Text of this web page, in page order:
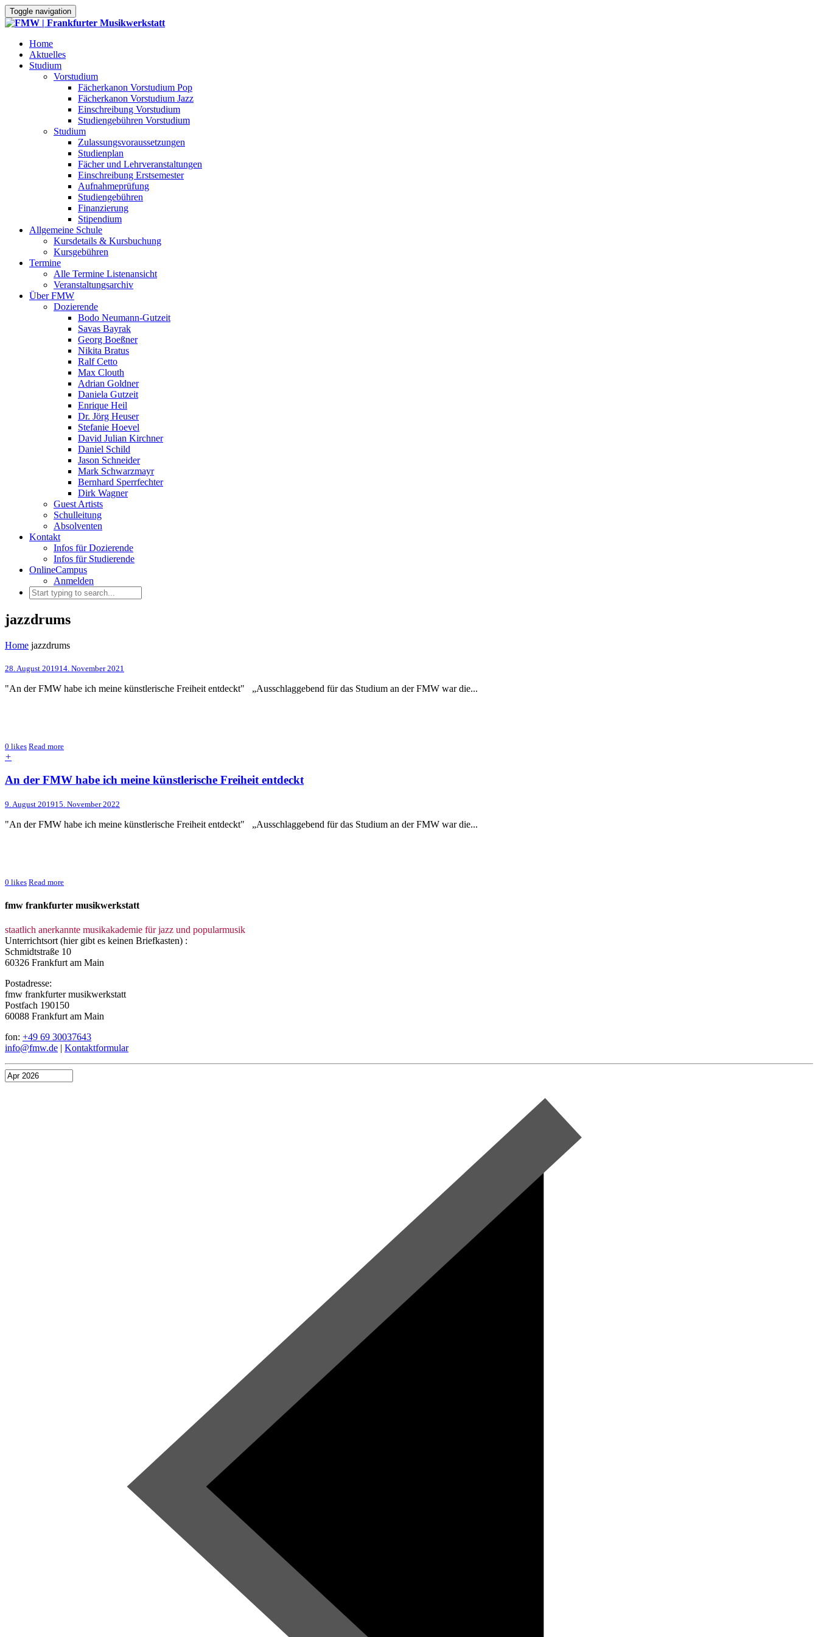
Toggle navigation
Home
Aktuelles
Studium
Vorstudium
Fächerkanon Vorstudium Pop
Fächerkanon Vorstudium Jazz
Einschreibung Vorstudium
Studiengebühren Vorstudium
Studium
Zulassungsvoraussetzungen
Studienplan
Fächer und Lehrveranstaltungen
Einschreibung Erstsemester
Aufnahmeprüfung
Studiengebühren
Finanzierung
Stipendium
Allgemeine Schule
Kursdetails & Kursbuchung
Kursgebühren
Termine
Alle Termine Listenansicht
Veranstaltungsarchiv
Über FMW
Dozierende
Bodo Neumann-Gutzeit
Savas Bayrak
Georg Boeßner
Nikita Bratus
Ralf Cetto
Max Clouth
Adrian Goldner
Daniela Gutzeit
Enrique Heil
Dr. Jörg Heuser
Stefanie Hoevel
David Julian Kirchner
Daniel Schild
Jason Schneider
Mark Schwarzmayr
Bernhard Sperrfechter
Dirk Wagner
Guest Artists
Schulleitung
Absolventen
Kontakt
Infos für Dozierende
Infos für Studierende
OnlineCampus
Anmelden
jazzdrums
Home jazzdrums
28. August 201914. November 2021
"An der FMW habe ich meine künstlerische Freiheit entdeckt" „Ausschlaggebend für das Studium an der FMW war die...
0 likes Read more
+
An der FMW habe ich meine künstlerische Freiheit entdeckt
9. August 201915. November 2022
"An der FMW habe ich meine künstlerische Freiheit entdeckt" „Ausschlaggebend für das Studium an der FMW war die...
0 likes Read more
fmw frankfurter musikwerkstatt
staatlich anerkannte musikakademie für jazz und popularmusik
Unterrichtsort (hier gibt es keinen Briefkasten) :
Schmidtstraße 10
60326 Frankfurt am Main
Postadresse:
fmw frankfurter musikwerkstatt
Postfach 190150
60088 Frankfurt am Main
fon: +49 69 30037643
info@fmw.de | Kontaktformular